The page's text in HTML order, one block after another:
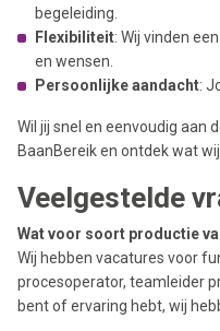
begeleiding.
Flexibiliteit: Wij vinden
en wensen.
Persoonlijke aandacht:
Wil jij snel en eenvoudig aan
BaanBereik en ontdek wat
Veelgestelde
Wat voor soort productie
Wij hebben vacatures voor
procesoperator, teamleider
bent of ervaring hebt, wij